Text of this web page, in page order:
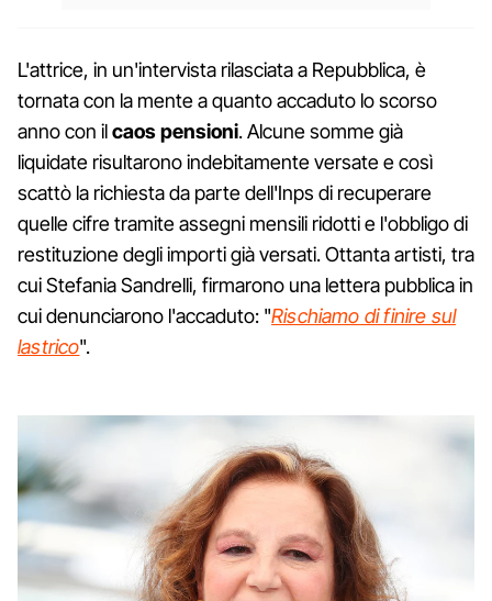
L'attrice, in un'intervista rilasciata a Repubblica, è
tornata con la mente a quanto accaduto lo scorso
anno con ilcaos pensioni. Alcune somme già
liquidate risultarono indebitamente versate e così
scattò la richiesta da parte dell'Inps di recuperare
quelle cifre tramite assegni mensili ridotti e l'obbligo di
restituzione degli importi già versati. Ottanta artisti, tra
cui Stefania Sandrelli, firmarono una lettera pubblica in
cui denunciarono l'accaduto: "Rischiamo di finire sul
lastrico".